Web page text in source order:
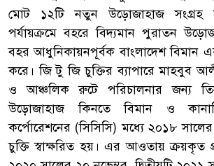
মোট ১২টি নতুন উড়োজাহাজ
পর্যায়ক্রমে বহরে বিদ্যমান পুরাতন
বহর আধুনিকায়নপূর্বক বাংলাদেশ বিমান
করে। জি টু জি চুক্তির ব্যাপারে মাহবুব
ও আঞ্চলিক রুটে পরিচালনার জন্য
উড়োজাহাজ কিনতে বিমান ও
কর্পোরেশনের (সিসিসি) মধ্যে ২০১৮
চুক্তি স্বাক্ষরিত হয়। এর আওতায় ক্রয়কৃত